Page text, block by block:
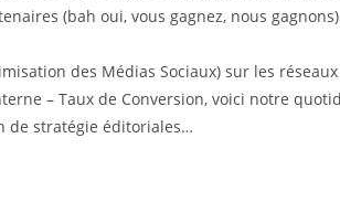
(bah oui, vous gagnez, nous
des Médias Sociaux) sur les réseaux
– Taux de Conversion, voici notre
de stratégie éditoriales…